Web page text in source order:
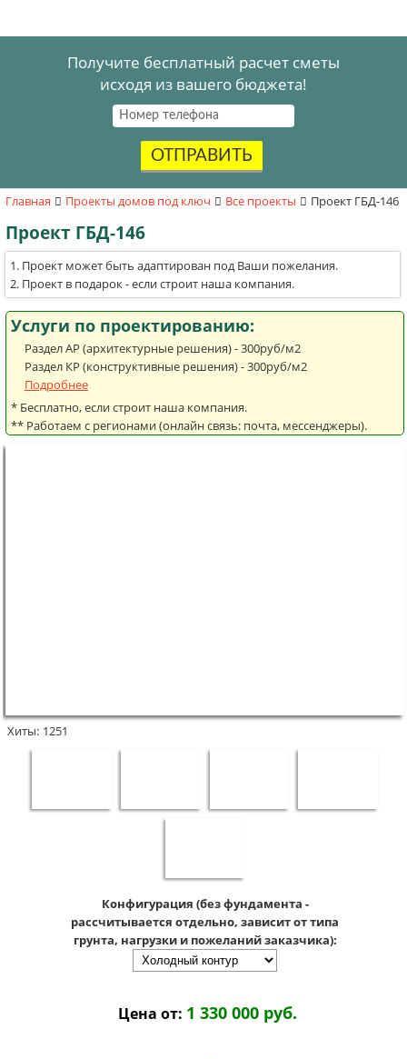
Получите бесплатный расчет сметы
исходя из вашего бюджета!
ОТПРАВИТЬ
Главная Проекты домов под ключ Все проекты Проект ГБД-146
Проект ГБД-146
Проект может быть адаптирован под Ваши пожелания.
Проект в подарок - если строит наша компания.
Услуги по проектированию:
Раздел АР (архитектурные решения) - 300руб/м2
Раздел КР (конструктивные решения) - 300руб/м2
Подробнее
* Бесплатно, если строит наша компания.
** Работаем с регионами (онлайн связь: почта, мессенджеры).
Хиты: 1251
Конфигурация (без фундамента -
рассчитывается отдельно, зависит от типа
грунта, нагрузки и пожеланий заказчика):
Цена от: 1 330 000 руб.